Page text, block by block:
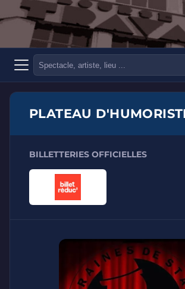
PLATEAU
BILLETTERIES OFFICIELLES